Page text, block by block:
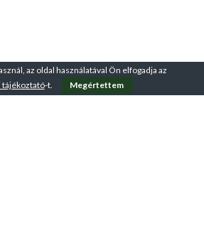
az oldal használatával Ön elfogadja az
tájékoztató-t. Megértettem